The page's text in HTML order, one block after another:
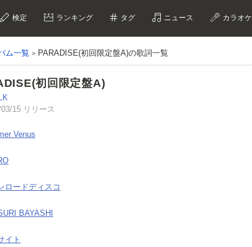
検定 ランキング タグ ニュース カラオケ
ム一覧 PARADISE(初回限定盤A)の歌詞一覧
初回限定盤A)
15 リリース
Venus
ロードディスコ
BAYASHI
イト